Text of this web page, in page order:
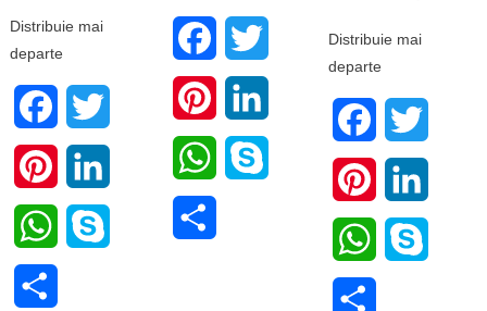
Distribuie mai
departe
Facebook
Pinterest
WhatsApp
Facebook
PinterestLinkedIn
WhatsApp
Distribuie mai
departe
Facebook
Pinterest
WhatsApp